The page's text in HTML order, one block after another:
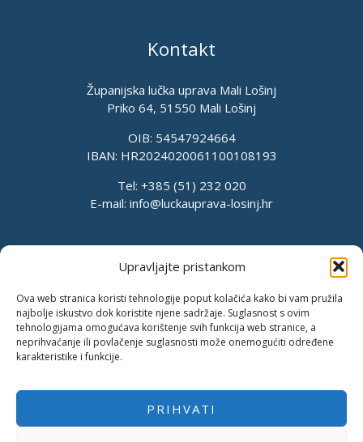
Upravljajte pristankom
Ova web stranica koristi tehnologije poput kolačića kako bi vam pružila
najbolje iskustvo dok koristite njene sadržaje. Suglasnost s ovim
tehnologijama omogućava korištenje svih funkcija web stranice, a
neprihvaćanje ili povlačenje suglasnosti može onemogućiti određene
karakteristike i funkcije.
PRIHVATI
Kontakt
Županijska lučka uprava Mali Lošinj
Priko 64, 51550 Mali Lošinj
OIB: 54547924664
IBAN: HR2024020061100108193
Tel: +385 (51) 232 020
E-mail: info@luckauprava-losinj.hr
Pravila o privatnosti
Pravila kolačića